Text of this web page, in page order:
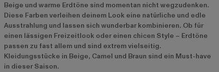
Beige und warme Erdtöne sind momentan nicht wegzudenken.
Diese Farben verleihen deinem Look eine natürliche und edle
Ausstrahlung und lassen sich wunderbar kombinieren. Ob für
einen lässigen Freizeitlook oder einen chicen Style – Erdtöne
passen zu fast allem und sind extrem vielseitig.
Kleidungsstücke in Beige, Camel und Braun sind ein Must-have
in dieser Saison.